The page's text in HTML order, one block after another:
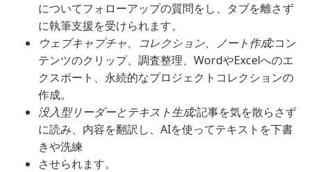
についてフォローアップの質問をし、タブを離さず
に執筆支援を受けられます。
ウェブキャプチャ、コレクション、ノート作成:コン
テンツのクリップ、調査整理、WordやExcelへのエ
クスポート、永続的なプロジェクトコレクションの
作成。
没入型リーダーとテキスト生成:記事を気を散らさず
に読み、内容を翻訳し、AIを使ってテキストを下書
きや洗練
させられます。